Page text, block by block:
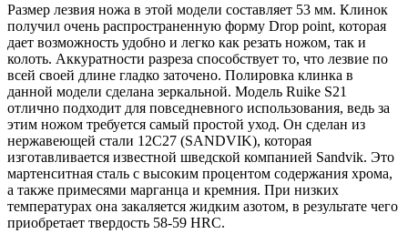
Размер лезвия ножа в этой модели составляет 53 мм. Клинок
получил очень распространенную форму Drop point, которая
дает возможность удобно и легко как резать ножом, так и
колоть. Аккуратности разреза способствует то, что лезвие по
всей своей длине гладко заточено. Полировка клинка в
данной модели сделана зеркальной. Модель Ruike S21
отлично подходит для повседневного использования, ведь за
этим ножом требуется самый простой уход. Он сделан из
нержавеющей стали 12С27 (SANDVIK), которая
изготавливается известной шведской компанией Sandvik. Это
мартенситная сталь с высоким процентом содержания хрома,
а также примесями марганца и кремния. При низких
температурах она закаляется жидким азотом, в результате чего
приобретает твердость 58-59 HRC.